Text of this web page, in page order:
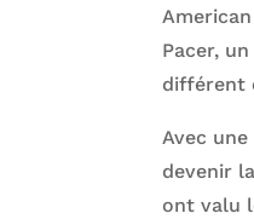
Pacer,
différent
Avec
devenir
ont valu